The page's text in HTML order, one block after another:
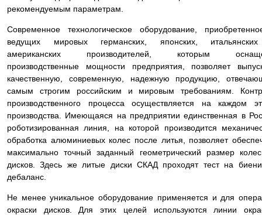
рекомендуемым параметрам.
Современное технологическое оборудование,
ведущих мировых германских, японских,
американских производителей, которым
производственные мощности предприятия, позволяет
качественную, современную, надежную продукцию,
самым строгим российским и мировым требованиям.
производственного процесса осуществляется на каждом
производства. Имеющаяся на предприятии единственная в
роботизированная линия, на которой производится
обработка алюминиевых колес после литья, позволяет
максимально точный заданный геометрический размер
дисков. Здесь же литые диски СКАД проходят тест на
дебаланс.
Не менее уникальное оборудование применяется и для
окраски дисков. Для этих целей используются линии